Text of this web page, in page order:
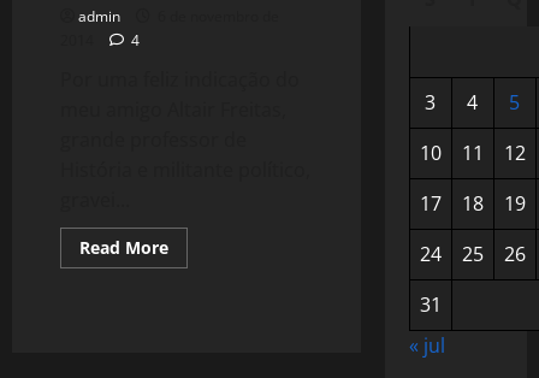
admin
4
Read MoreRead
more
3 4
5
10
11
12
17
18
19
24
25
26
31
« jul